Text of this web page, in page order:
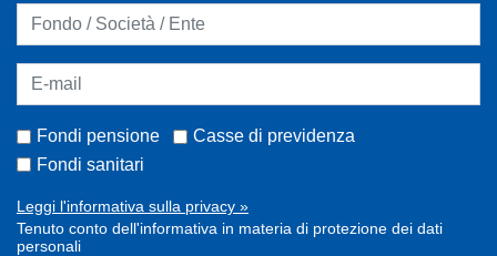
Fondi pensione
Casse di previdenza
Fondi sanitari
Leggi l'informativa sulla privacy »
Tenuto conto dell'informativa in materia di protezione dei dati
personali